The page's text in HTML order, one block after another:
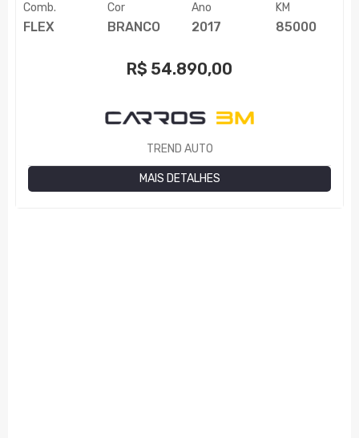
Comb.
FLEX
Cor
BRANCO
Ano
2017
KM
85000
R$ 54.890,00
TREND AUTO
MAIS DETALHES